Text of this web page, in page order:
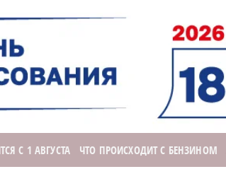
С 1 АВГУСТА ЧТО ПРОИСХОДИТ С БЕНЗИНОМ